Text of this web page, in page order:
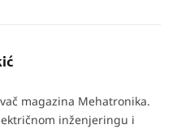
magazina Mehatronika.
inženjeringu i